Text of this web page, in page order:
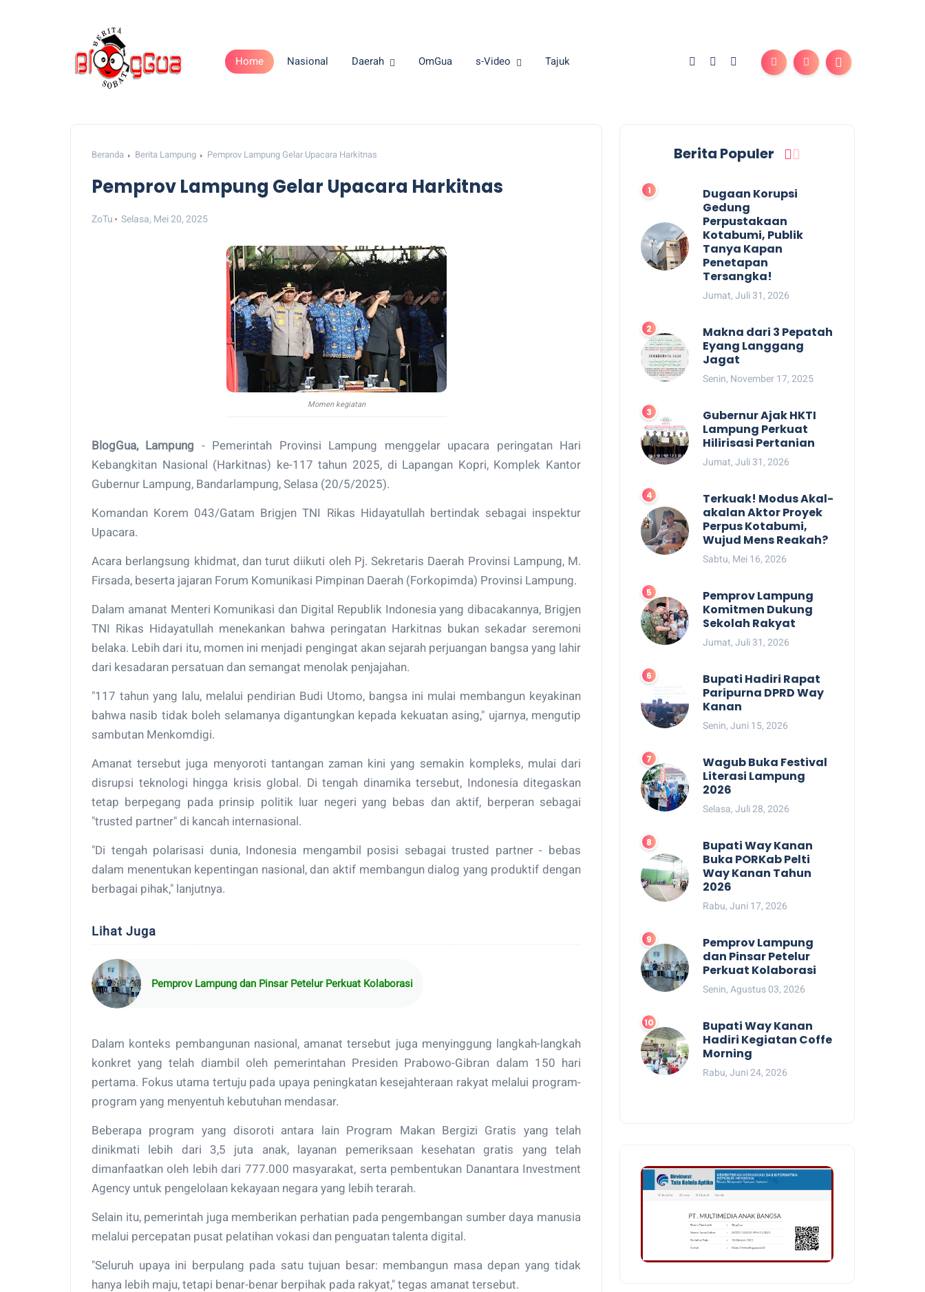
Home Nasional Daerah OmGua s-Video Tajuk
Beranda Berita Lampung Pemprov Lampung Gelar Upacara Harkitnas
Pemprov Lampung Gelar Upacara Harkitnas
ZoTu Selasa, Mei 20, 2025
Momen kegiatan
BlogGua, Lampung - Pemerintah Provinsi Lampung menggelar upacara peringatan Hari
Kebangkitan Nasional (Harkitnas) ke-117 tahun 2025, di Lapangan Kopri, Komplek Kantor
Gubernur Lampung, Bandarlampung, Selasa (20/5/2025).
Komandan Korem 043/Gatam Brigjen TNI Rikas Hidayatullah bertindak sebagai inspektur
Upacara.
Acara berlangsung khidmat, dan turut diikuti oleh Pj. Sekretaris Daerah Provinsi Lampung, M.
Firsada, beserta jajaran Forum Komunikasi Pimpinan Daerah (Forkopimda) Provinsi Lampung.
Dalam amanat Menteri Komunikasi dan Digital Republik Indonesia yang dibacakannya, Brigjen
TNI Rikas Hidayatullah menekankan bahwa peringatan Harkitnas bukan sekadar seremoni
belaka. Lebih dari itu, momen ini menjadi pengingat akan sejarah perjuangan bangsa yang lahir
dari kesadaran persatuan dan semangat menolak penjajahan.
"117 tahun yang lalu, melalui pendirian Budi Utomo, bangsa ini mulai membangun keyakinan
bahwa nasib tidak boleh selamanya digantungkan kepada kekuatan asing," ujarnya, mengutip
sambutan Menkomdigi.
Amanat tersebut juga menyoroti tantangan zaman kini yang semakin kompleks, mulai dari
disrupsi teknologi hingga krisis global. Di tengah dinamika tersebut, Indonesia ditegaskan
tetap berpegang pada prinsip politik luar negeri yang bebas dan aktif, berperan sebagai
"trusted partner" di kancah internasional.
"Di tengah polarisasi dunia, Indonesia mengambil posisi sebagai trusted partner - bebas
dalam menentukan kepentingan nasional, dan aktif membangun dialog yang produktif dengan
berbagai pihak," lanjutnya.
Lihat Juga
Pemprov Lampung dan Pinsar Petelur Perkuat Kolaborasi
Dalam konteks pembangunan nasional, amanat tersebut juga menyinggung langkah-langkah
konkret yang telah diambil oleh pemerintahan Presiden Prabowo-Gibran dalam 150 hari
pertama. Fokus utama tertuju pada upaya peningkatan kesejahteraan rakyat melalui program-
program yang menyentuh kebutuhan mendasar.
Beberapa program yang disoroti antara lain Program Makan Bergizi Gratis yang telah
dinikmati lebih dari 3,5 juta anak, layanan pemeriksaan kesehatan gratis yang telah
dimanfaatkan oleh lebih dari 777.000 masyarakat, serta pembentukan Danantara Investment
Agency untuk pengelolaan kekayaan negara yang lebih terarah.
Selain itu, pemerintah juga memberikan perhatian pada pengembangan sumber daya manusia
melalui percepatan pusat pelatihan vokasi dan penguatan talenta digital.
"Seluruh upaya ini berpulang pada satu tujuan besar: membangun masa depan yang tidak
hanya lebih maju, tetapi benar-benar berpihak pada rakyat," tegas amanat tersebut.
Berita Populer
Dugaan Korupsi
Gedung
Perpustakaan
Kotabumi, Publik
Tanya Kapan
Penetapan
Tersangka!
Jumat, Juli 31, 2026
Makna dari 3 Pepatah
Eyang Langgang
Jagat
Senin, November 17, 2025
Gubernur Ajak HKTI
Lampung Perkuat
Hilirisasi Pertanian
Jumat, Juli 31, 2026
Terkuak! Modus Akal-
akalan Aktor Proyek
Perpus Kotabumi,
Wujud Mens Reakah?
Sabtu, Mei 16, 2026
Pemprov Lampung
Komitmen Dukung
Sekolah Rakyat
Jumat, Juli 31, 2026
Bupati Hadiri Rapat
Paripurna DPRD Way
Kanan
Senin, Juni 15, 2026
Wagub Buka Festival
Literasi Lampung
2026
Selasa, Juli 28, 2026
Bupati Way Kanan
Buka PORKab Pelti
Way Kanan Tahun
2026
Rabu, Juni 17, 2026
Pemprov Lampung
dan Pinsar Petelur
Perkuat Kolaborasi
Senin, Agustus 03, 2026
Bupati Way Kanan
Hadiri Kegiatan Coffe
Morning
Rabu, Juni 24, 2026